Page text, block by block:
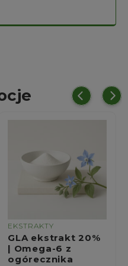
EKSTRAKTY
Szarłat ekstrakt
20% | Amaranthus
caudatus